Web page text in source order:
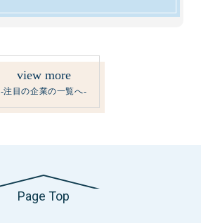
view more
-注目の企業の一覧へ-
Page Top